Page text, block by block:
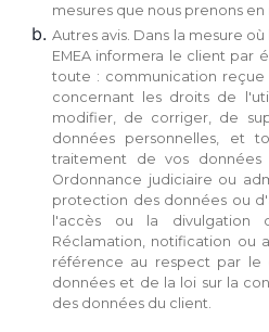
mesures que nous prenons en
Autres avis. Dans la mesure
EMEA informera le client par
toute : communication
concernant les droits de
modifier, de corriger, de
données personnelles, et
traitement de vos données
Ordonnance judiciaire ou
protection des données ou
l'accès ou la divulgation
Réclamation, notification ou
référence au respect par
données et de la loi sur la
des données du client.